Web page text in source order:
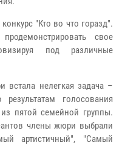
"Кто во что горазд".
свое
под различные
встала нелегкая задача –
голосования
пятой семейной группы.
члены жюри выбрали
артистичный", "Самый